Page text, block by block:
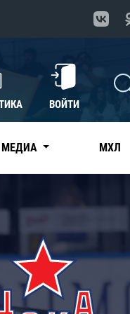
ВОЙТИ
МЕДИА МХЛ